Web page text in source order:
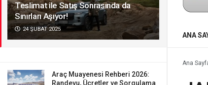
Teslimat ile Satış Sonrasında da
Sınırları Aşıyor!
24 ŞUBAT 2025
Araç Muayenesi Rehberi 2026:
Randevu, Ücretler ve Sorgulama
ANA
Ana